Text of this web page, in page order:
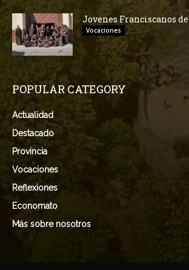
Jovenes Franciscanos
Vocaciones
POPULAR CATEGORY
Actualidad
Destacado
Provincia
Vocaciones
Reflexiones
Economato
Más sobre nosotros